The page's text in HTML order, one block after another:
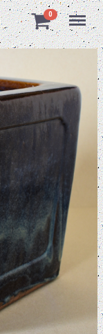
0 Menu